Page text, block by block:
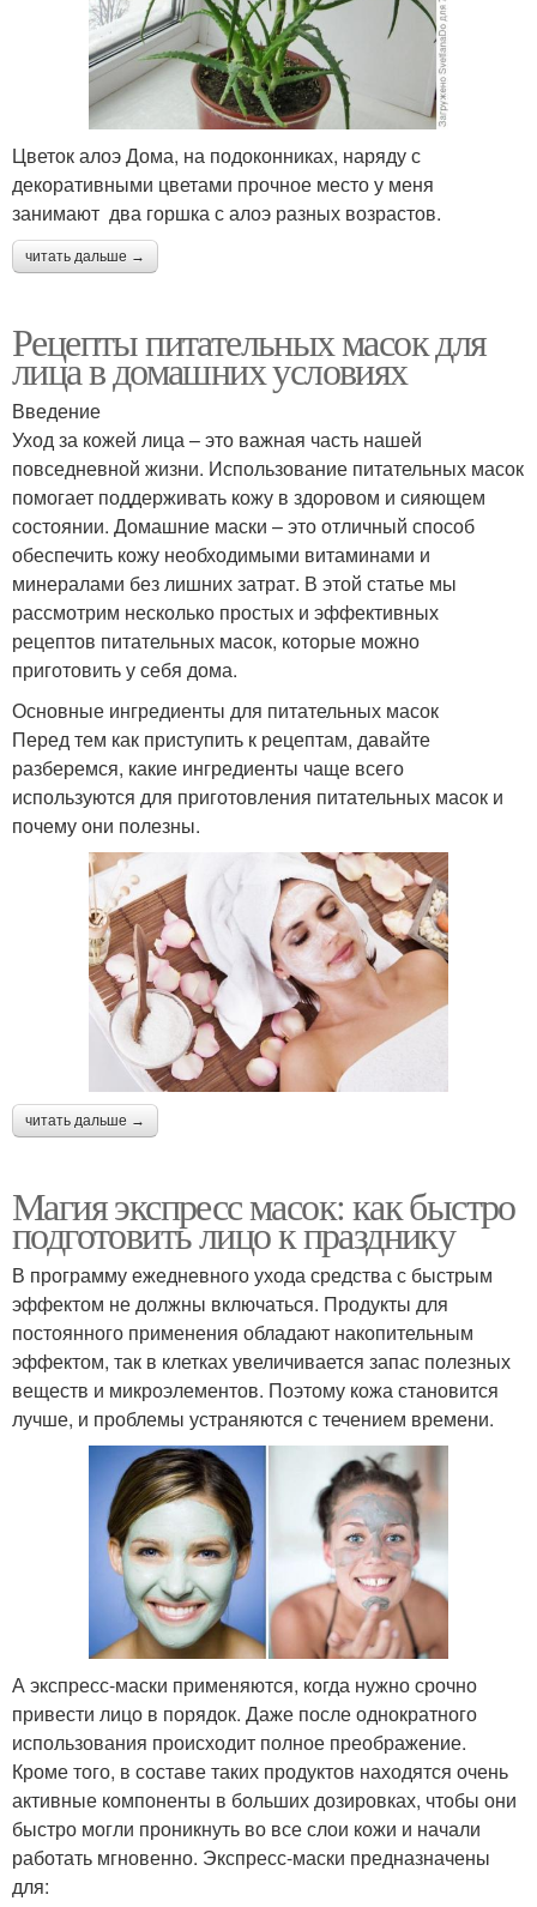
Цветок алоэ Дома, на подоконниках, наряду с
декоративными цветами прочное место у меня
занимают два горшка с алоэ разных возрастов.
читать дальше →
Рецепты питательных масок для
лица в домашних условиях
Введение
Уход за кожей лица – это важная часть нашей
повседневной жизни. Использование питательных масок
помогает поддерживать кожу в здоровом и сияющем
состоянии. Домашние маски – это отличный способ
обеспечить кожу необходимыми витаминами и
минералами без лишних затрат. В этой статье мы
рассмотрим несколько простых и эффективных
рецептов питательных масок, которые можно
приготовить у себя дома.
Основные ингредиенты для питательных масок
Перед тем как приступить к рецептам, давайте
разберемся, какие ингредиенты чаще всего
используются для приготовления питательных масок и
почему они полезны.
читать дальше →
Магия экспресс масок: как быстро
подготовить лицо к празднику
В программу ежедневного ухода средства с быстрым
эффектом не должны включаться. Продукты для
постоянного применения обладают накопительным
эффектом, так в клетках увеличивается запас полезных
веществ и микроэлементов. Поэтому кожа становится
лучше, и проблемы устраняются с течением времени.
А экспресс-маски применяются, когда нужно срочно
привести лицо в порядок. Даже после однократного
использования происходит полное преображение.
Кроме того, в составе таких продуктов находятся очень
активные компоненты в больших дозировках, чтобы они
быстро могли проникнуть во все слои кожи и начали
работать мгновенно. Экспресс-маски предназначены
для: